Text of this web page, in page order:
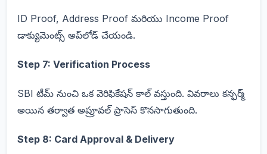
ID Proof, Address Proof మరియు Income Proof
డాక్యుమెంట్స్ అప్‌లోడ్ చేయండి.
Step 7: Verification Process
SBI టీమ్‌ నుంచి ఒక వెరిఫికేషన్ కాల్ వస్తుంది. వివరాలు కన్ఫర్మ్
అయిన తర్వాత అప్రూవల్ ప్రాసెస్ కొనసాగుతుంది.
Step 8: Card Approval & Delivery